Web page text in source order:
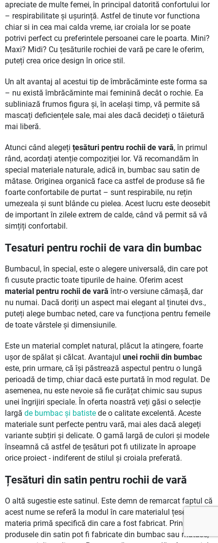
apreciate de multe femei, în principal datorită confortului lor
– respirabilitate și ușurință. Astfel de tinute vor functiona
chiar si in cea mai calda vreme, iar croiala lor se poate
potrivi perfect cu preferintele persoanei care le poarta. Mini?
Maxi? Midi? Cu țesăturile rochiei de vară pe care le oferim,
puteți crea orice design în orice stil.
Un alt avantaj al acestui tip de îmbrăcăminte este forma sa
– nu există îmbrăcăminte mai feminină decât o rochie. Ea
subliniază frumos figura și, în același timp, vă permite să
mascați deficiențele sale, mai ales dacă decideți o tăietură
mai liberă.
Atunci când alegeți țesături pentru rochii de vară, în primul
rând, acordați atenție compoziției lor. Vă recomandăm în
special materiale naturale, adică in, bumbac sau satin de
mătase. Originea organică face ca astfel de produse să fie
foarte confortabile de purtat – sunt respirabile, nu rețin
umezeala și sunt blânde cu pielea. Acest lucru este deosebit
de important în zilele extrem de calde, când vă permit să vă
simțiți confortabil.
Tesaturi pentru rochii de vara din bumbac
Bumbacul, în special, este o alegere universală, din care pot
fi cusute practic toate tipurile de haine. Oferim acest
material pentru rochii de vară într-o versiune cămașă, dar
nu numai. Dacă doriți un aspect mai elegant al ținutei dvs.,
puteți alege bumbac neted, care va funcționa pentru femeile
de toate vârstele și dimensiunile.
Este un material complet natural, plăcut la atingere, foarte
ușor de spălat și călcat. Avantajul unei rochii din bumbac
este, prin urmare, că își păstrează aspectul pentru o lungă
perioadă de timp, chiar dacă este purtată în mod regulat. De
asemenea, nu este nevoie să fie curățat chimic sau supus
unei îngrijiri speciale. În oferta noastră veți găsi o selecție
largă de bumbac și batiste de o calitate excelentă. Aceste
materiale sunt perfecte pentru vară, mai ales dacă alegeți
variante subțiri și delicate. O gamă largă de culori și modele
înseamnă că astfel de țesături pot fi utilizate în aproape
orice proiect - indiferent de stilul și croiala preferată.
Țesături din satin pentru rochii de vară
O altă sugestie este satinul. Este demn de remarcat faptul că
acest nume se referă la modul în care materialul țese, nu la
materia primă specifică din care a fost fabricat. Prin urmare,
produsele din satin pot fi fabricate din bumbac sau mătase,